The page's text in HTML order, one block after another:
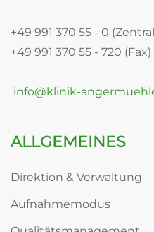
+49 991 370 55 - 0
+49 991 370 55 - 720 (Fax)
info@klinik-
ALLGEMEINES
Direktion & Verwaltung
Aufnahmemodus